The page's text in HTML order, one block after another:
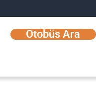
Otobüs Ara